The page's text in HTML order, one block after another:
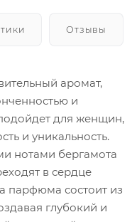
Отзывы
аромат,
и
для женщин,
и уникальность.
нотами бергамота
в сердце
парфюма состоит из
глубокий и